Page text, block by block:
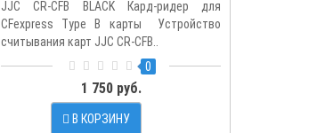
JJC CR-CFB BLACK Кард-ридер для
CFexpress Type B карты Устройство
считывания карт JJC CR-CFB..
0
1 750 руб.
В КОРЗИНУ